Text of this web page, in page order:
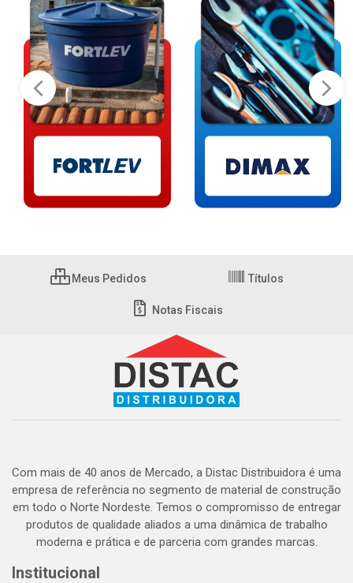
Meus Pedidos Títulos
Notas Fiscais
Com mais de 40 anos de Mercado, a Distac Distribuidora é uma
empresa de referência no segmento de material de construção
em todo o Norte Nordeste. Temos o compromisso de entregar
produtos de qualidade aliados a uma dinâmica de trabalho
moderna e prática e de parceria com grandes marcas.
Institucional